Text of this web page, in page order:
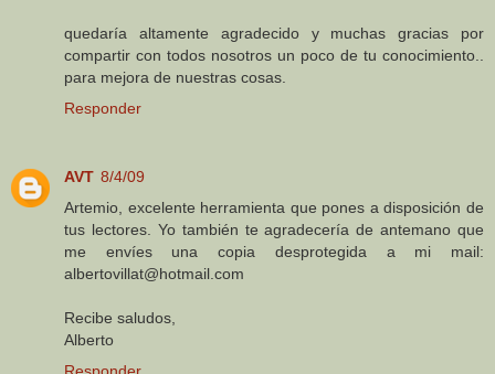
quedaría altamente agradecido y muchas gracias por
compartir con todos nosotros un poco de tu conocimiento..
para mejora de nuestras cosas.
Responder
AVT 8/4/09
Artemio, excelente herramienta que pones a disposición de
tus lectores. Yo también te agradecería de antemano que
me envíes una copia desprotegida a mi mail:
albertovillat@hotmail.com
Recibe saludos,
Alberto